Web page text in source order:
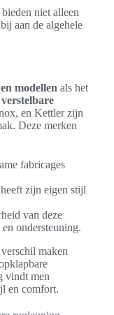
niet alleen
aan de algehele
modellen als het
en Kettler zijn
Deze merken
fabricages
zijn eigen stijl
van deze
ondersteuning.
maken
vindt men
en comfort.